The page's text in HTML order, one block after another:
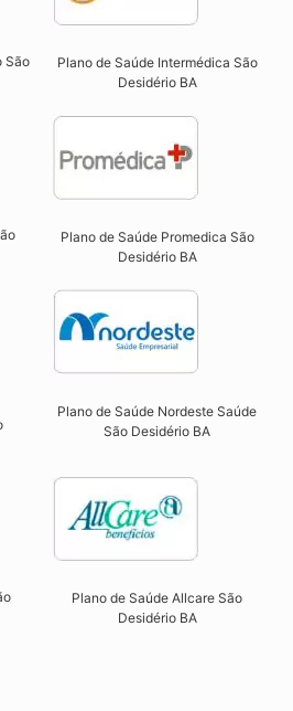
São
Plano de Saúde Intermédica São
Desidério BA​
Plano de Saúde Promedica São
Desidério BA
Plano de Saúde Nordeste Saúde
São Desidério BA
Plano de Saúde Allcare São
Desidério BA​